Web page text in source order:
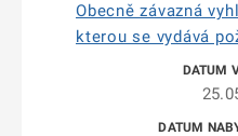
Obecně závazná
kterou se vydává